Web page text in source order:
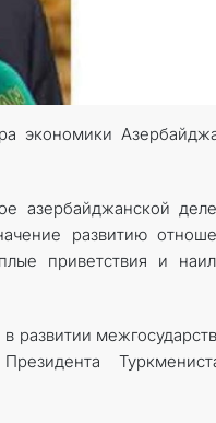
экономики
азербайджанской
развитию
приветствия и
развитии